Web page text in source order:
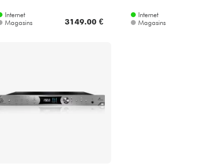
Internet
Magasins
3149.00 €
Internet
Magasins